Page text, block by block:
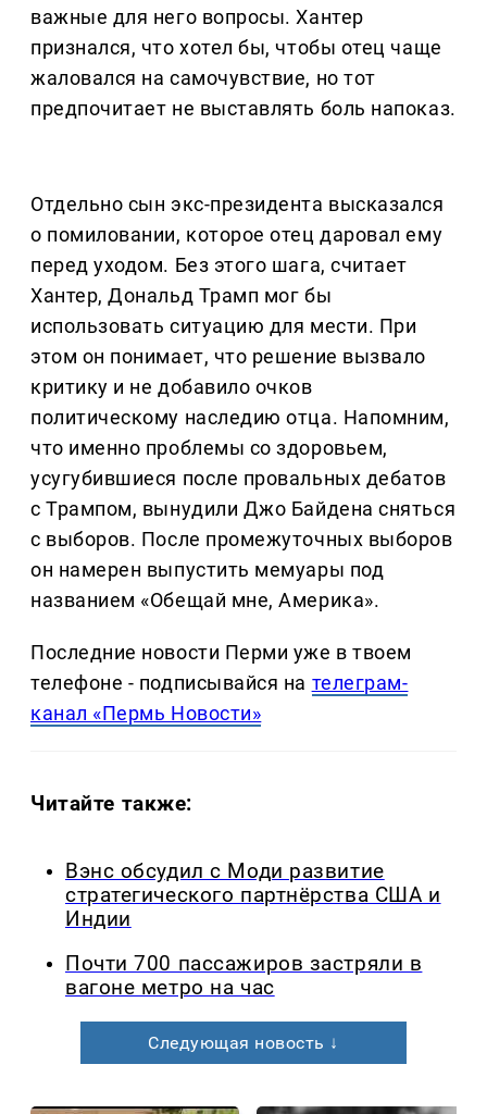
важные для него вопросы. Хантер
признался, что хотел бы, чтобы отец чаще
жаловался на самочувствие, но тот
предпочитает не выставлять боль напоказ.
Отдельно сын экс-президента высказался
о помиловании, которое отец даровал ему
перед уходом. Без этого шага, считает
Хантер, Дональд Трамп мог бы
использовать ситуацию для мести. При
этом он понимает, что решение вызвало
критику и не добавило очков
политическому наследию отца. Напомним,
что именно проблемы со здоровьем,
усугубившиеся после провальных дебатов
с Трампом, вынудили Джо Байдена сняться
с выборов. После промежуточных выборов
он намерен выпустить мемуары под
названием «Обещай мне, Америка».
Последние новости Перми уже в твоем
телефоне - подписывайся на телеграм-
канал «Пермь Новости»
Читайте также:
Вэнс обсудил с Моди развитие
стратегического партнёрства США и
Индии
Почти 700 пассажиров застряли в
вагоне метро на час
Следующая новость ↓